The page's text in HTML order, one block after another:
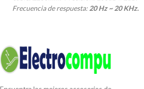
Frecuencia de respuesta: 20 Hz ~ 20 KHz.